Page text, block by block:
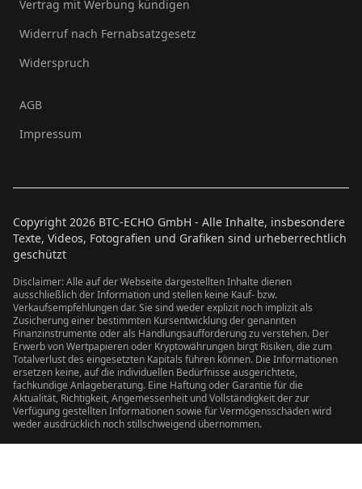
Vertrag mit Werbung kündigen
Widerruf nach Fernabsatzgesetz
Widerspruch
AGB
Impressum
Copyright 2026 BTC-ECHO GmbH - Alle Inhalte, insbesondere
Texte, Videos, Fotografien und Grafiken sind urheberrechtlich
geschützt
Disclaimer: Alle auf der Webseite dargestellten Inhalte dienen
ausschließlich der Information und stellen keine Kauf- bzw.
Verkaufsempfehlungen dar. Sie sind weder explizit noch implizit als
Zusicherung einer bestimmten Kursentwicklung der genannten
Finanzinstrumente oder als Handlungsaufforderung zu verstehen. Der
Erwerb von Wertpapieren oder Kryptowährungen birgt Risiken, die zum
Totalverlust des eingesetzten Kapitals führen können. Die Informationen
ersetzen keine, auf die individuellen Bedürfnisse ausgerichtete,
fachkundige Anlageberatung. Eine Haftung oder Garantie für die
Aktualität, Richtigkeit, Angemessenheit und Vollständigkeit der zur
Verfügung gestellten Informationen sowie für Vermögensschäden wird
weder ausdrücklich noch stillschweigend übernommen.